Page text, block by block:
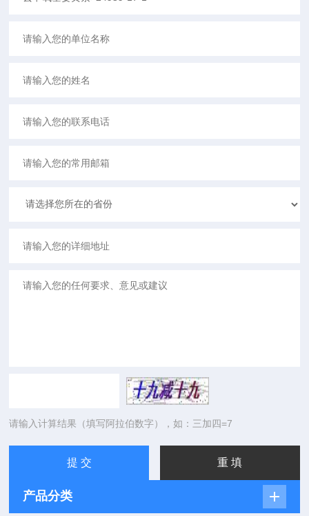
请输入计算结果（填写阿拉伯数字），如：三加四=7
产品分类